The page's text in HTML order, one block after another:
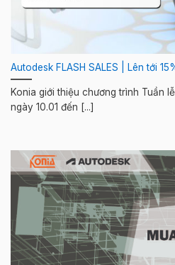
Autodesk FLASH SALES | Lên tới
Konia giới thiệu chương trình Tuần
ngày 10.01 đến [...]